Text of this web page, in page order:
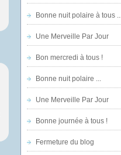
Bonne nuit polaire à tous
Une Merveille Par Jour
Bon mercredi à tous !
Bonne nuit polaire ...
Une Merveille Par Jour
Bonne journée à tous !
Fermeture du blog